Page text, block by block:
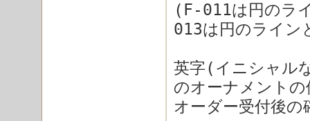
(F-011は円のラ
013は円のライン
英字(イニシャル
のオーナメント
オーダー受付後